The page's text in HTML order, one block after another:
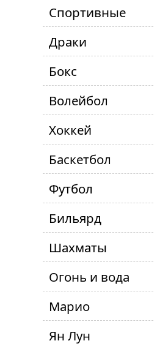
Спортивные
Драки
Бокс
Волейбол
Хоккей
Баскетбол
Футбол
Бильярд
Шахматы
Огонь и вода
Марио
Ян Лун